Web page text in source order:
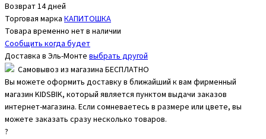
Возврат 14 дней
Торговая марка КАПИТОШКА
Товара временно нет в наличии
Сообщить когда будет
Доставка в Эль-Монте выбрать другой
Самовывоз из магазина БЕСПЛАТНО
Вы можете оформить доставку в ближайший к вам фирменный
магазин KIDSBIK, который является пунктом выдачи заказов
интернет-магазина. Если сомневаетесь в размере или цвете, вы
можете заказать сразу несколько товаров.
?